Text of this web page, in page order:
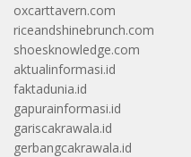
oxcarttavern.com
riceandshinebrunch.com
shoesknowledge.com
aktualinformasi.id
faktadunia.id
gapurainformasi.id
gariscakrawala.id
gerbangcakrawala.id